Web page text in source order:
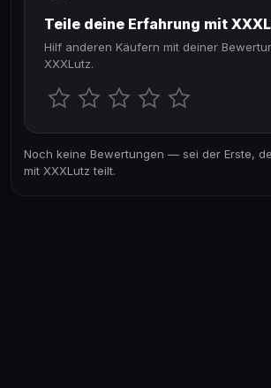
Teile deine Erfahrung mit
Hilf anderen Käufern mit deiner
XXXLutz.
Noch keine Bewertungen — sei der Erste,
mit XXXLutz teilt.